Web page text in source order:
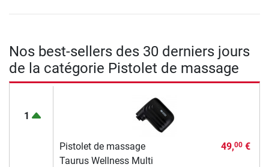
Nos best-sellers des 30 derniers jours
de la catégorie Pistolet de massage
1
Pistolet de massage
Taurus Wellness Multi
49,00€